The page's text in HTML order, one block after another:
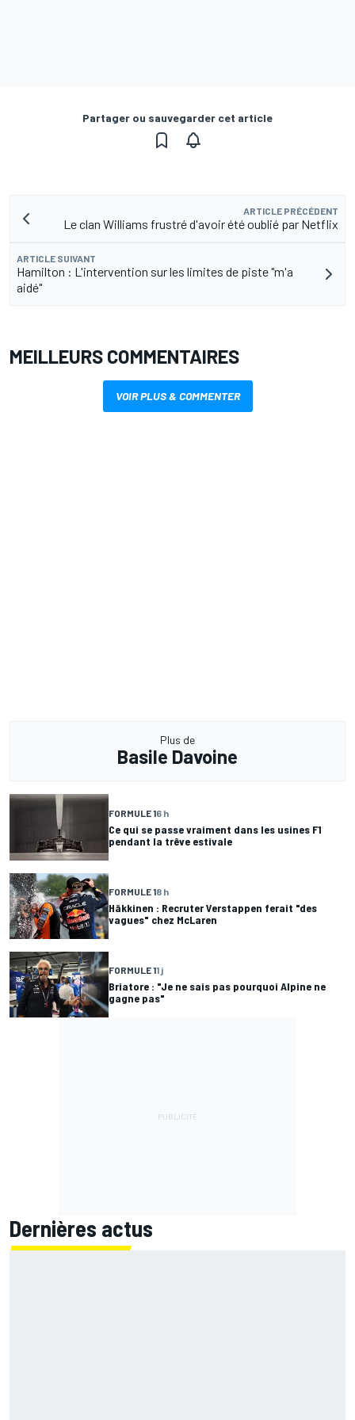
Partager ou sauvegarder cet article
ARTICLE PRÉCÉDENT
Le clan Williams frustré d'avoir été oublié par Netflix
ARTICLE SUIVANT
Hamilton : L'intervention sur les limites de piste "m'a
aidé"
MEILLEURS COMMENTAIRES
VOIR PLUS & COMMENTER
Plus de
Basile Davoine
FORMULE 16 h
Ce qui se passe vraiment dans les usines F1
pendant la trêve estivale
FORMULE 18 h
Häkkinen : Recruter Verstappen ferait "des
vagues" chez McLaren
FORMULE 11 j
Briatore : "Je ne sais pas pourquoi Alpine ne
gagne pas"
Dernières actus